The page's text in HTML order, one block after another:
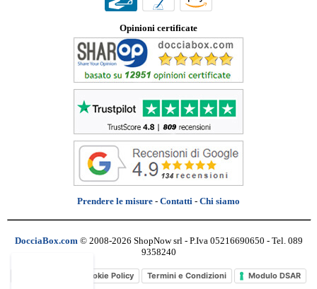
Opinioni certificate
Prendere le misure - Contatti - Chi siamo
DocciaBox.com © 2008-2026 ShopNow srl - P.Iva 05216690650 - Tel. 089
9358240
Cookie Policy Termini e Condizioni Modulo DSAR